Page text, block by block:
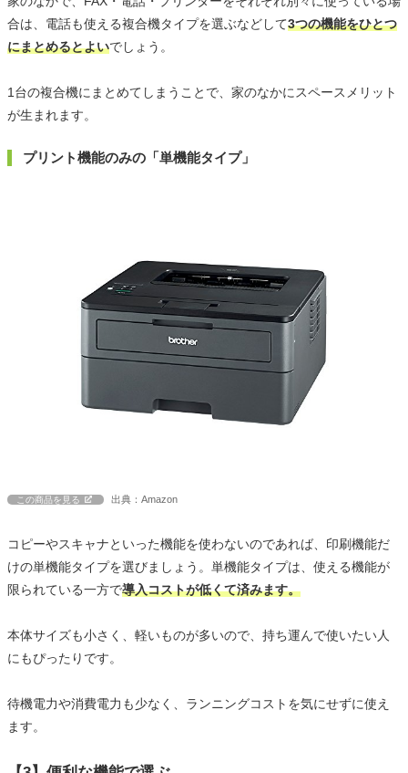
合は、電話も使える複合機タイプを選ぶなどして3つの機能をひとつ
にまとめるとよいでしょう。
1台の複合機にまとめてしまうことで、家のなかにスペースメリット
が生まれます。
プリント機能のみの「単機能タイプ」
この商品を見る 出典：Amazon
コピーやスキャナといった機能を使わないのであれば、印刷機能だ
けの単機能タイプを選びましょう。単機能タイプは、使える機能が
限られている一方で導入コストが低くて済みます。
本体サイズも小さく、軽いものが多いので、持ち運んで使いたい人
にもぴったりです。
待機電力や消費電力も少なく、ランニングコストを気にせずに使え
ます。